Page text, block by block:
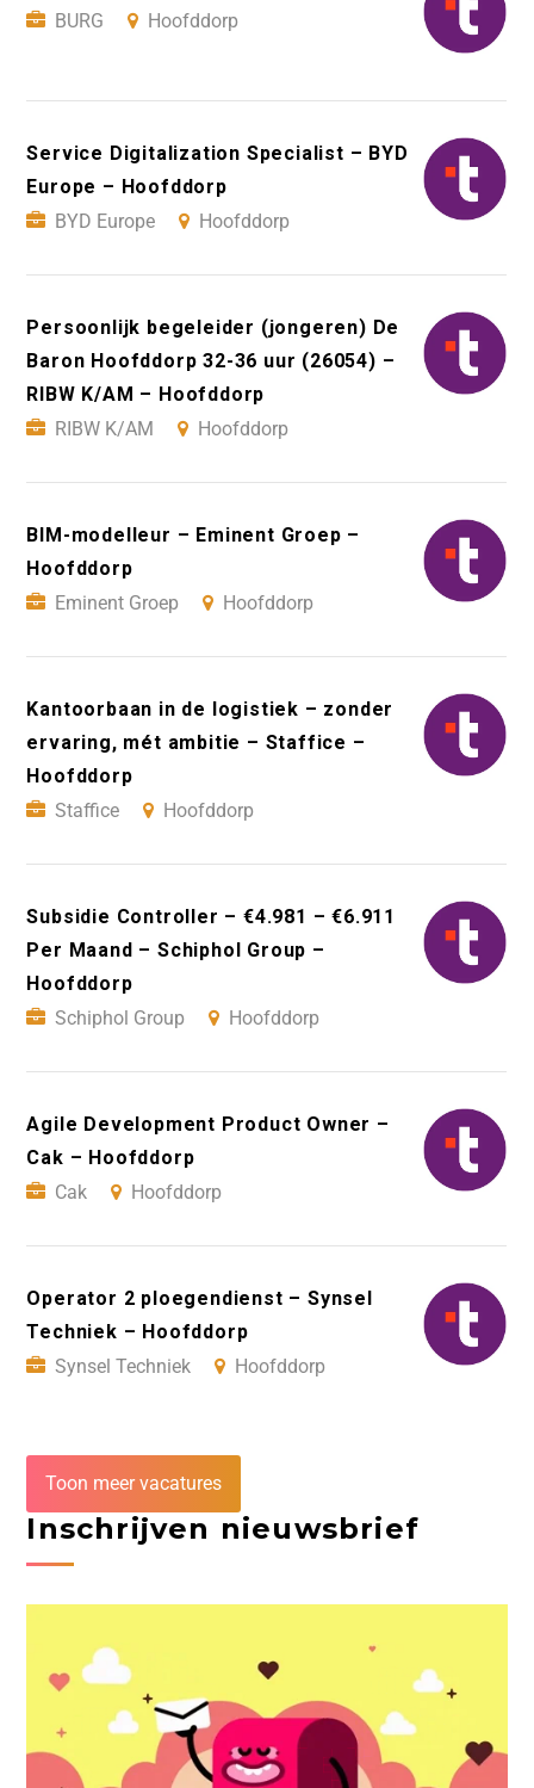
BURG
Hoofddorp
Service Digitalization Specialist – BYD
Europe – Hoofddorp
BYD Europe
Hoofddorp
Persoonlijk begeleider (jongeren) De
Baron Hoofddorp 32-36 uur (26054) –
RIBW K/AM – Hoofddorp
RIBW K/AM
Hoofddorp
BIM-modelleur – Eminent Groep –
Hoofddorp
Eminent Groep
Hoofddorp
Kantoorbaan in de logistiek – zonder
ervaring, mét ambitie – Staffice –
Hoofddorp
Staffice
Hoofddorp
Subsidie Controller – €4.981 – €6.911
Per Maand – Schiphol Group –
Hoofddorp
Schiphol Group
Hoofddorp
Agile Development Product Owner –
Cak – Hoofddorp
Cak
Hoofddorp
Operator 2 ploegendienst – Synsel
Techniek – Hoofddorp
Synsel Techniek
Hoofddorp
Toon meer vacatures
Inschrijven nieuwsbrief